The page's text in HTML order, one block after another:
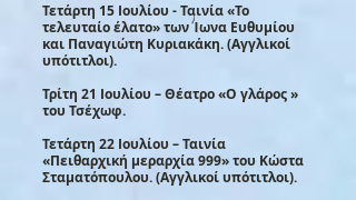
Τετάρτη 15 Ιουλίου - Ταινία «Το
τελευταίο έλατο» των Ίωνα Ευθυμίου
και Παναγιώτη Κυριακάκη. (Αγγλικοί
υπότιτλοι).
Τρίτη 21 Ιουλίου – Θέατρο «Ο γλάρος »
του Τσέχωφ.
Τετάρτη 22 Ιουλίου – Ταινία
«Πειθαρχική μεραρχία 999» του Κώστα
Σταματόπουλου. (Αγγλικοί υπότιτλοι).